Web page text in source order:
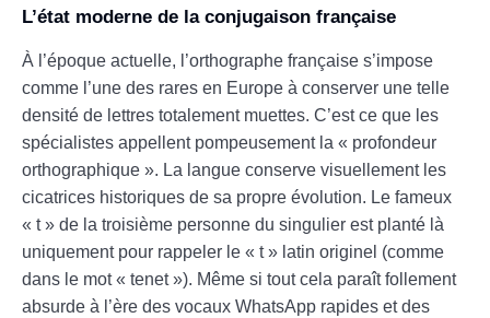
L’état moderne de la conjugaison française
À l’époque actuelle, l’orthographe française s’impose
comme l’une des rares en Europe à conserver une telle
densité de lettres totalement muettes. C’est ce que les
spécialistes appellent pompeusement la « profondeur
orthographique ». La langue conserve visuellement les
cicatrices historiques de sa propre évolution. Le fameux
« t » de la troisième personne du singulier est planté là
uniquement pour rappeler le « t » latin originel (comme
dans le mot « tenet »). Même si tout cela paraît follement
absurde à l’ère des vocaux WhatsApp rapides et des